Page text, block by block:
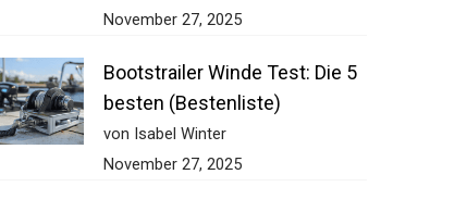
November 27, 2025
Bootstrailer Winde Test: Die 5
besten (Bestenliste)
von Isabel Winter
November 27, 2025